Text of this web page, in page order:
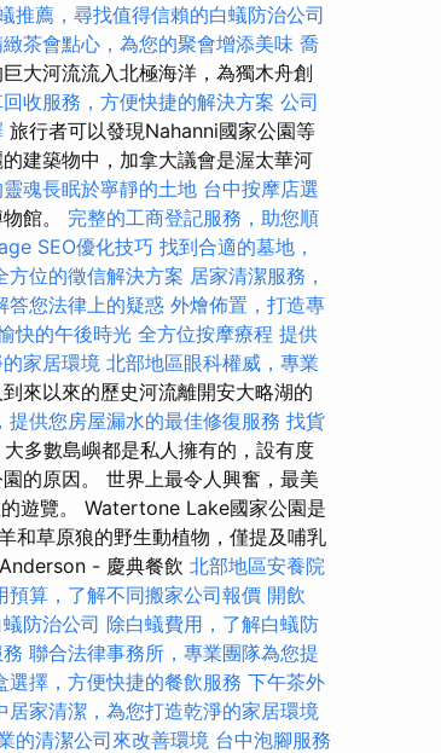
推薦，尋找值得信賴的白蟻防治公司
茶會點心，為您的聚會增添美味 喬
大河流流入北極海洋，為獨木舟創
收服務，方便快捷的解決方案 公司
旅行者可以發現Nahanni國家公園等
建築物中，加拿大議會是渥太華河
魂長眠於寧靜的土地 台中按摩店選
館。 完整的工商登記服務，助您順
SEO優化技巧 找到合適的墓地，
方位的徵信解決方案 居家清潔服務，
答您法律上的疑惑 外燴佈置，打造專
快的午後時光 全方位按摩療程 提供
家居環境 北部地區眼科權威，專業
來以來的歷史河流離開安大略湖的
提供您房屋漏水的最佳修復服務 找貨
大多數島嶼都是私人擁有的，設有度
的原因。 世界上最令人興奮，最美
遊覽。 Watertone Lake國家公園是
和草原狼的野生動植物，僅提及哺乳
- 慶典餐飲 北部地區安養院
預算，了解不同搬家公司報價 開飲
防治公司 除白蟻費用，了解白蟻防
聯合法律事務所，專業團隊為您提
選擇，方便快捷的餐飲服務 下午茶外
居家清潔，為您打造乾淨的家居環境
的清潔公司來改善環境 台中泡腳服務